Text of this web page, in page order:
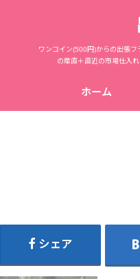
ワンコイン(500円)からの出張
の産直＋直近の市場仕入
ホーム
シェア